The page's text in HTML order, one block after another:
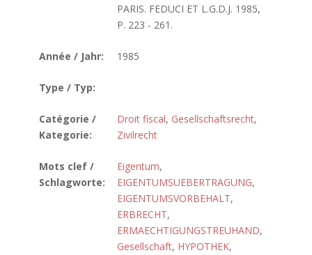
PARIS. FEDUCI ET L.G.D.J. 1985,
P. 223 - 261.
Année / Jahr: 1985
Type / Typ:
Catégorie /
Kategorie:
Droit fiscal, Gesellschaftsrecht,
Zivilrecht
Mots clef /
Schlagworte:
Eigentum,
EIGENTUMSUEBERTRAGUNG,
EIGENTUMSVORBEHALT,
ERBRECHT,
ERMAECHTIGUNGSTREUHAND,
Gesellschaft, HYPOTHEK,